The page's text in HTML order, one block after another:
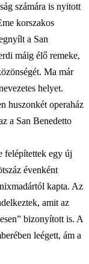
számára is nyitott
korszakos
a San
máig élő remeke,
Ma már
helyet.
huszonkét operaház
a San Benedetto
felépítettek egy új
évenként
kapta. Az
amit az
bizonyított is. A
leégett, ám a